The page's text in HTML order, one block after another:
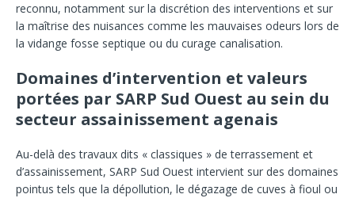
reconnu, notamment sur la discrétion des interventions et sur
la maîtrise des nuisances comme les mauvaises odeurs lors de
la vidange fosse septique ou du curage canalisation.
Domaines d’intervention et valeurs
portées par SARP Sud Ouest au sein du
secteur assainissement agenais
Au-delà des travaux dits « classiques » de terrassement et
d’assainissement, SARP Sud Ouest intervient sur des domaines
pointus tels que la dépollution, le dégazage de cuves à fioul ou